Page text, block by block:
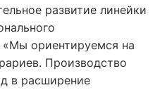
развитие линейки
ориентируемся на
Производство
в расширение